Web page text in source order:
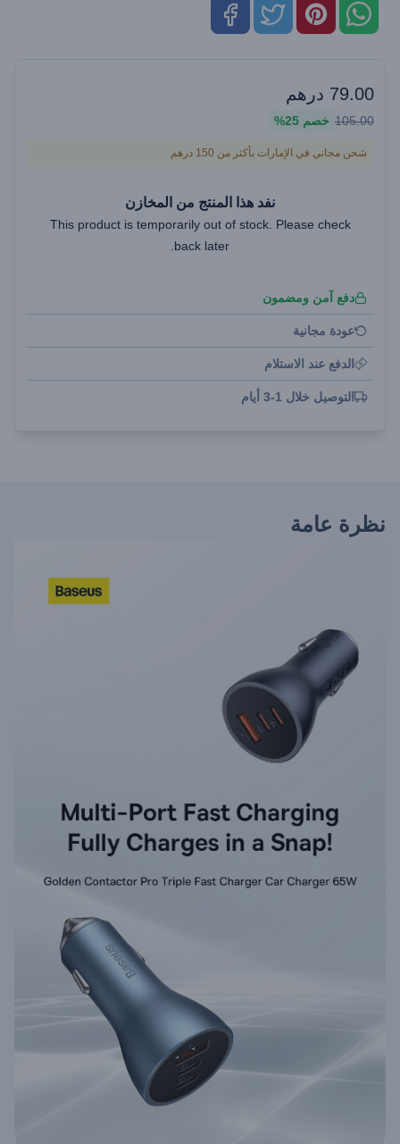
79.00 درهم
105.00 خصم 25%
شحن مجاني في الإمارات بأكثر من 150 درهم
نفد هذا المنتج من المخازن
This product is temporarily out of stock. Please check
back later.
دفع آمن ومضمون
عودة مجانية
الدفع عند الاستلام
التوصيل خلال 1-3 أيام
نظرة عامة